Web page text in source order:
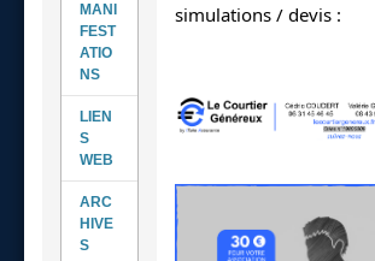
MANI
FEST
ATIO
NS
LIEN
S
WEB
ARC
HIVE
S
simulations / devis :